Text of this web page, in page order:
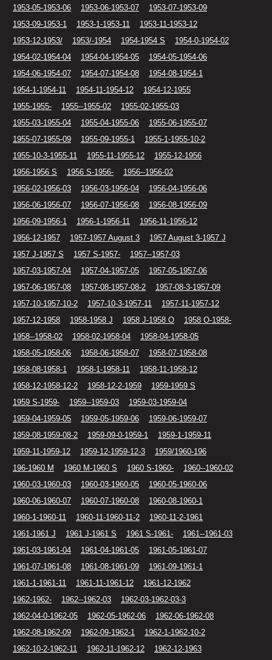
1953-05-1953-06 1953-06-1953-07
1953-07-1953-09
1953-09-1953-1
1953-1-1953-11
1953-11-1953-12
1953-12-1953/
1953/-1954 1954-1954 S
1954-0-1954-02
1954-02-1954-04
1954-04-1954-05
1954-05-1954-06
1954-06-1954-07
1954-07-1954-08
1954-08-1954-1
1954-1-1954-11
1954-11-1954-12
1954-12-1955
1955-1955-
1955--1955-02
1955-02-1955-03
1955-03-1955-04
1955-04-1955-06
1955-06-1955-07
1955-07-1955-09
1955-09-1955-1
1955-1-1955-10-2
1955-10-3-1955-11
1955-11-1955-12
1955-12-1956
1956-1956 S
1956 S-1956-
1956--1956-02
1956-02-1956-03
1956-03-1956-04
1956-04-1956-06
1956-06-1956-07
1956-07-1956-08
1956-08-1956-09
1956-09-1956-1
1956-1-1956-11
1956-11-1956-12
1956-12-1957
1957-1957 August 3
1957 August 3-1957 J
1957 J-1957 S
1957 S-1957-
1957--1957-03
1957-03-1957-04
1957-04-1957-05
1957-05-1957-06
1957-06-1957-08
1957-08-1957-08-2
1957-08-3-1957-09
1957-10-1957-10-2
1957-10-3-1957-11
1957-11-1957-12
1957-12-1958
1958-1958 J 1958 J-1958 O
1958 O-1958-
1958--1958-02
1958-02-1958-04
1958-04-1958-05
1958-05-1958-06
1958-06-1958-07
1958-07-1958-08
1958-08-1958-1
1958-1-1958-11
1958-11-1958-12
1958-12-1958-12-2
1958-12-2-1959
1959-1959 S
1959 S-1959-
1959--1959-03
1959-03-1959-04
1959-04-1959-05
1959-05-1959-06
1959-06-1959-07
1959-08-1959-08-2
1959-09-0-1959-1
1959-1-1959-11
1959-11-1959-12
1959-12-1959-12-3
1959/1960-196
196-1960 M
1960 M-1960 S 1960 S-1960-
1960--1960-02
1960-03-1960-03
1960-03-1960-05
1960-05-1960-06
1960-06-1960-07
1960-07-1960-08
1960-08-1960-1
1960-1-1960-11
1960-11-1960-11-2
1960-11-2-1961
1961-1961 J
1961 J-1961 S 1961 S-1961-
1961--1961-03
1961-03-1961-04
1961-04-1961-05
1961-05-1961-07
1961-07-1961-08
1961-08-1961-09
1961-09-1961-1
1961-1-1961-11
1961-11-1961-12
1961-12-1962
1962-1962-
1962--1962-03
1962-03-1962-03-3
1962-04-0-1962-05
1962-05-1962-06
1962-06-1962-08
1962-08-1962-09
1962-09-1962-1
1962-1-1962-10-2
1962-10-2-1962-11
1962-11-1962-12
1962-12-1963